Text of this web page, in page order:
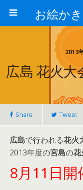
2013
広島 花火大
Share Tweet
広島で行われる花火
2013年度の宮島の花
8月11日